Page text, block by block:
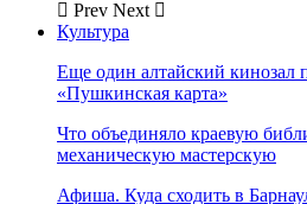
Prev Next
Культура
Еще один алтайский кинозал
«Пушкинская карта»
Что объединяло краевую
механическую мастерскую
Афиша. Куда сходить в